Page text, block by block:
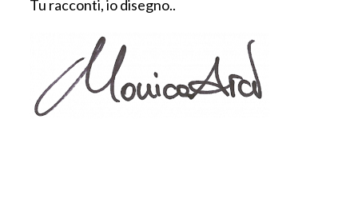
Tu racconti, io disegno..